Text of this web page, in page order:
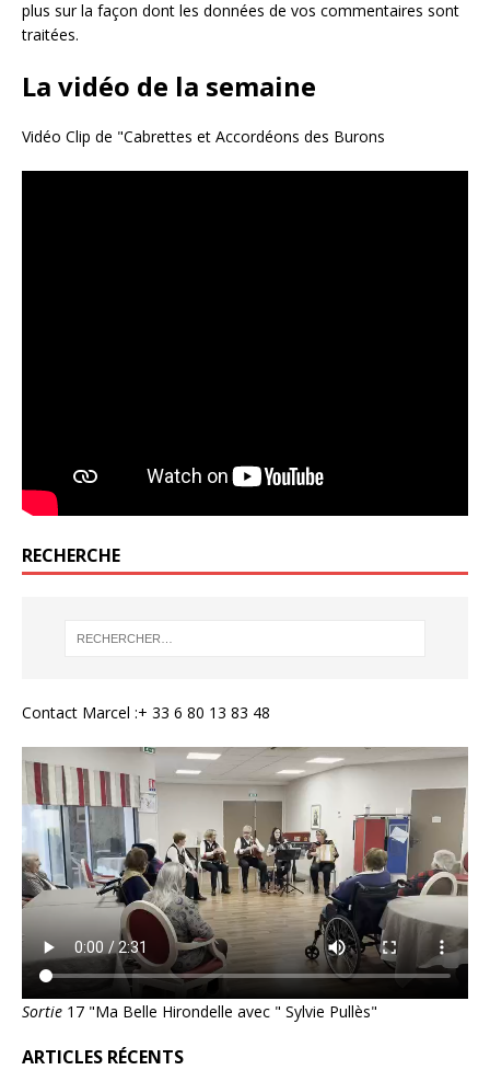
plus sur la façon dont les données de vos commentaires sont
traitées.
La vidéo de la semaine
Vidéo Clip de "Cabrettes et Accordéons des Burons
RECHERCHE
Contact Marcel :+ 33 6 80 13 83 48
Sortie 17 "Ma Belle Hirondelle avec " Sylvie Pullès"
ARTICLES RÉCENTS